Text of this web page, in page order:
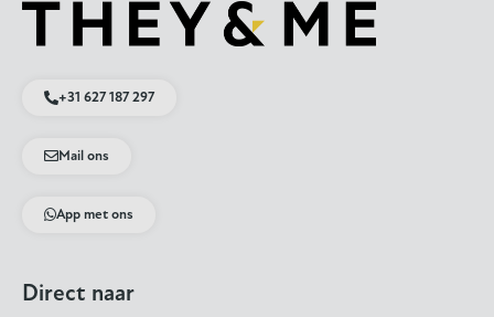
+31 627 187 297
Mail ons
App met ons
Direct naar